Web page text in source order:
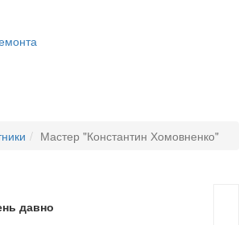
Мастер "Константин Хомовненко"
давно